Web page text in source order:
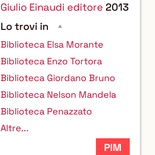
Giulio Einaudi editore 2013
Lo trovi in
Biblioteca Elsa Morante
Biblioteca Enzo Tortora
Biblioteca Giordano Bruno
Biblioteca Nelson Mandela
Biblioteca Penazzato
Altre...